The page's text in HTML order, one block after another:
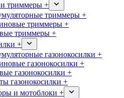
триммеры +
триммеры +
триммеры +
триммеры +
+
газонокосилки +
газонокосилки +
газонокосилки +
газонокосилки +
и мотоблоки +